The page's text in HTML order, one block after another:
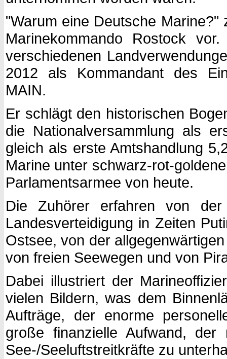
"Warum eine Deutsche
Marinekommando Rostock
verschiedenen
2012 als Kommandant des
MAIN.
Er schlägt den historischen
die Nationalversammlung als
gleich als erste Amtshandlung
Marine unter schwarz-rot-
Parlamentsarmee von heute.
Die Zuhörer erfahren von
Landesverteidigung in Zeiten
Ostsee, von der
von freien Seewegen und von
Dabei illustriert der
vielen Bildern, was dem
Aufträge, der enorme
große finanzielle Aufwand,
See-/Seeluftstreitkräfte zu